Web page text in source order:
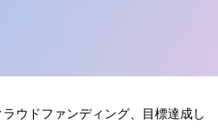
ウドファンディング、目標達成し